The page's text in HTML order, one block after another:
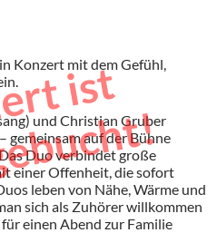
Konzert mit dem Gefühl,
und Christian Gruber
gemeinsam auf der Bühne
Duo verbindet große
einer Offenheit, die sofort
leben von Nähe, Wärme und
sich als Zuhörer willkommen
einen Abend zur Familie